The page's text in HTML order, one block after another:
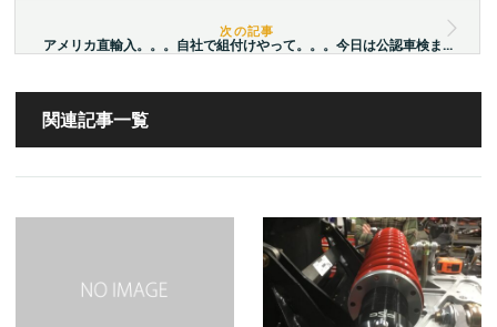
アメリカ直輸入。。。自社で組付けやって。。。今日は公認車検ま...
関連記事一覧